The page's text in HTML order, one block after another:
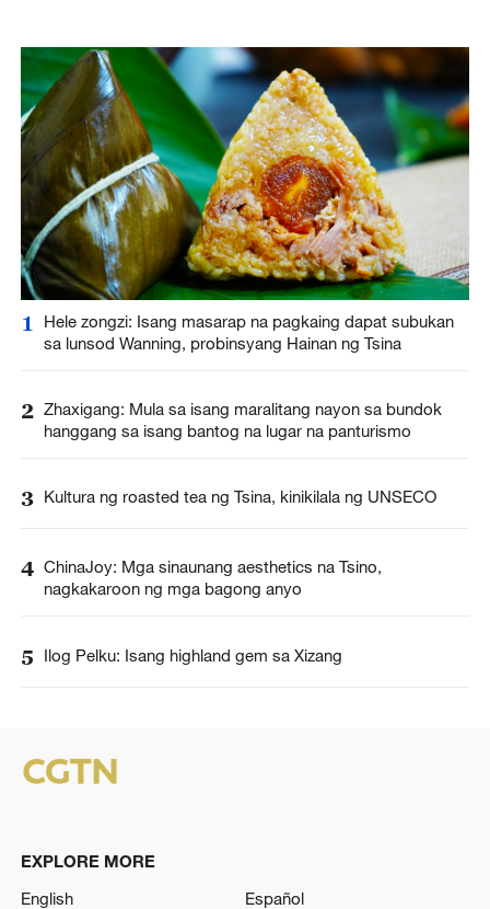
1
Hele zongzi: Isang masarap na pagkaing dapat subukan
sa lunsod Wanning, probinsyang Hainan ng Tsina
2 Zhaxigang: Mula sa isang maralitang nayon sa bundok
hanggang sa isang bantog na lugar na panturismo
3 Kultura ng roasted tea ng Tsina, kinikilala ng UNSECO
4 ChinaJoy: Mga sinaunang aesthetics na Tsino,
nagkakaroon ng mga bagong anyo
5 Ilog Pelku: Isang highland gem sa Xizang
EXPLORE MORE
English
Español